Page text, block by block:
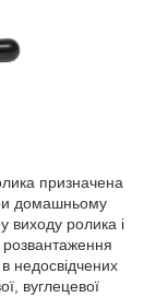
призначена
домашньому
виходу ролика і
недосвідчених
вуглецевої